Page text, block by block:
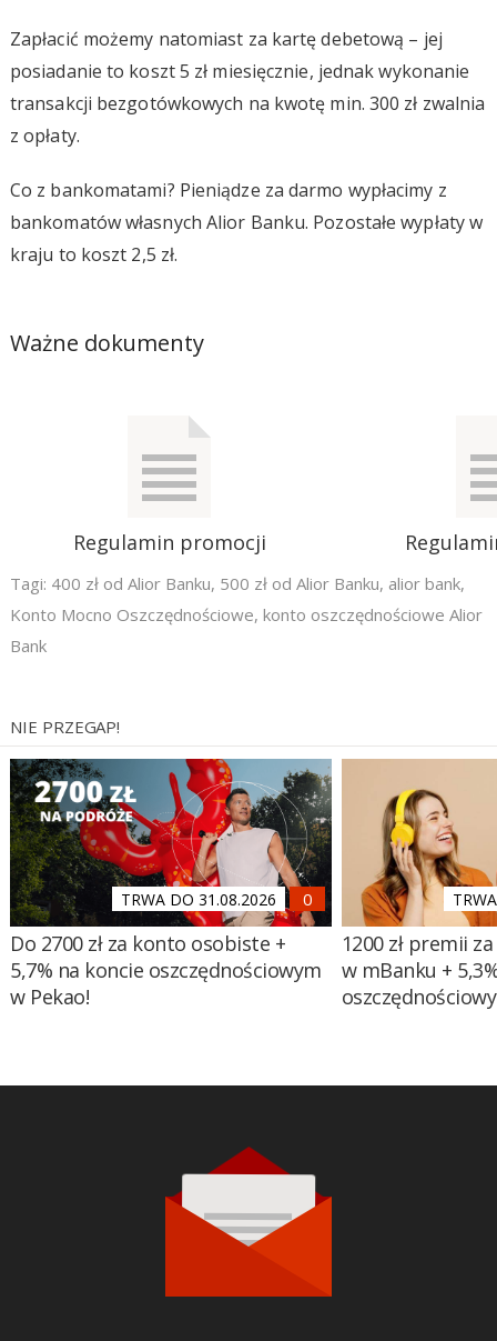
Zapłacić możemy natomiast za kartę debetową – jej
posiadanie to koszt 5 zł miesięcznie, jednak wykonanie
transakcji bezgotówkowych na kwotę min. 300 zł zwalnia
z opłaty.
Co z bankomatami? Pieniądze za darmo wypłacimy z
bankomatów własnych Alior Banku. Pozostałe wypłaty w
kraju to koszt 2,5 zł.
Ważne dokumenty
Regulamin promocji
Tagi: 400 zł od Alior Banku, 500 zł od Alior Banku, alior bank,
Konto Mocno Oszczędnościowe, konto oszczędnościowe Alior
Bank
NIE PRZEGAP!
TRWA DO 31.08.2026
Do 2700 zł za konto osobiste +
5,7% na koncie oszczędnościowym
w Pekao!
1200 zł premii
w mBanku +